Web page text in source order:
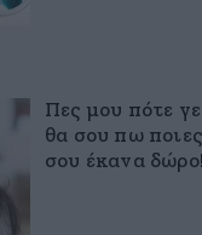
Πες μου πότε
θα σου πω
σου έκανα δώρο!